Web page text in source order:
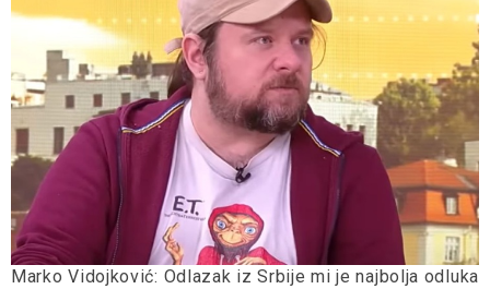
Marko Vidojković: Odlazak iz Srbije mi je najbolja odluka